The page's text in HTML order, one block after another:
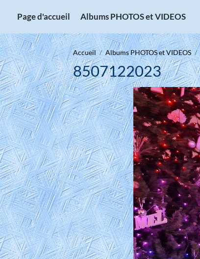
Page d'accueil Albums PHOTOS et VIDEOS
Accueil Albums PHOTOS et VIDEOS
8507122023